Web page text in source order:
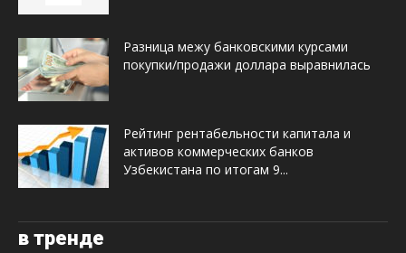
Разница межу банковскими курсами
покупки/продажи доллара выравнилась
Рейтинг рентабельности капитала и
активов коммерческих банков
Узбекистана по итогам 9...
в тренде